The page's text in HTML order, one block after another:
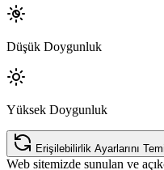
Düşük Doygunluk
Yüksek Doygunluk
Erişilebilirlik Ayarlarını
Web sitemizde sunulan ve